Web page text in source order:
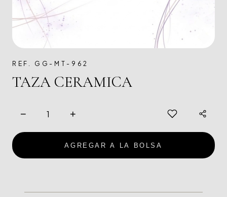
REF. GG-MT-962
TAZA CERAMICA
− +
AGREGAR A LA BOLSA